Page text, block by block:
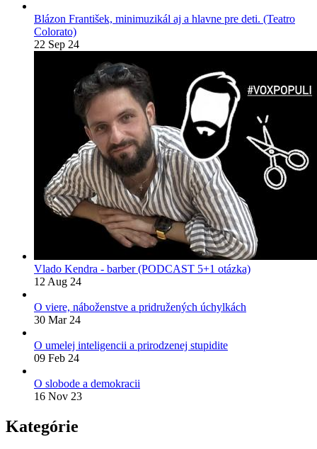
Blázon František, minimuzikál aj a hlavne pre deti. (Teatro
Colorato)
22 Sep 24
Vlado Kendra - barber (PODCAST 5+1 otázka)
12 Aug 24
O viere, náboženstve a pridružených úchylkách
30 Mar 24
O umelej inteligencii a prirodzenej stupidite
09 Feb 24
O slobode a demokracii
16 Nov 23
Kategórie